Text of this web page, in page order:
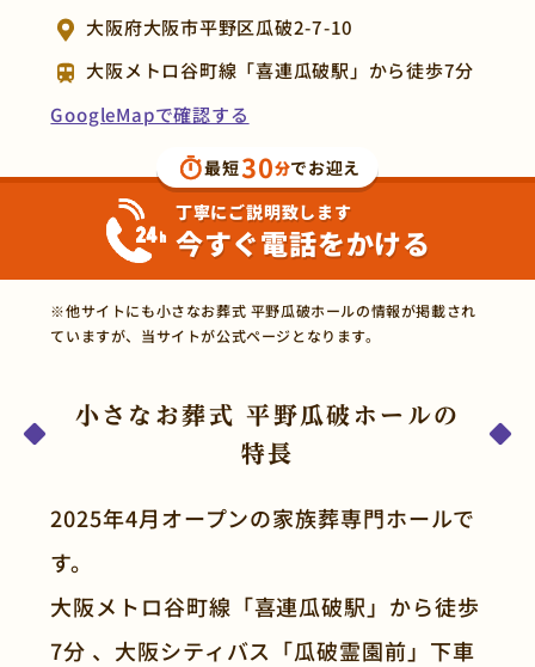
大阪府大阪市平野区瓜破2-7-10
大阪メトロ谷町線「喜連瓜破駅」から徒歩7分
GoogleMapで確認する
最短30分でお迎え
丁寧にご説明致します
今すぐ電話をかける
※他サイトにも小さなお葬式 平野瓜破ホールの情報が掲載され
ていますが、当サイトが公式ページとなります。
小さなお葬式 平野瓜破ホールの
特長
2025年4月オープンの家族葬専門ホールで
す。
大阪メトロ谷町線「喜連瓜破駅」から徒歩
7分 、大阪シティバス「瓜破霊園前」下車